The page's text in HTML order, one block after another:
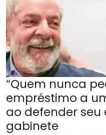
“Quem nunca
empréstimo a
ao defender seu
gabinete